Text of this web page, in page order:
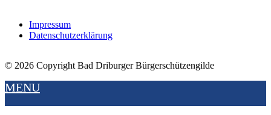
Impressum
Datenschutzerklärung
© 2026 Copyright Bad Driburger Bürgerschützengilde
MENU